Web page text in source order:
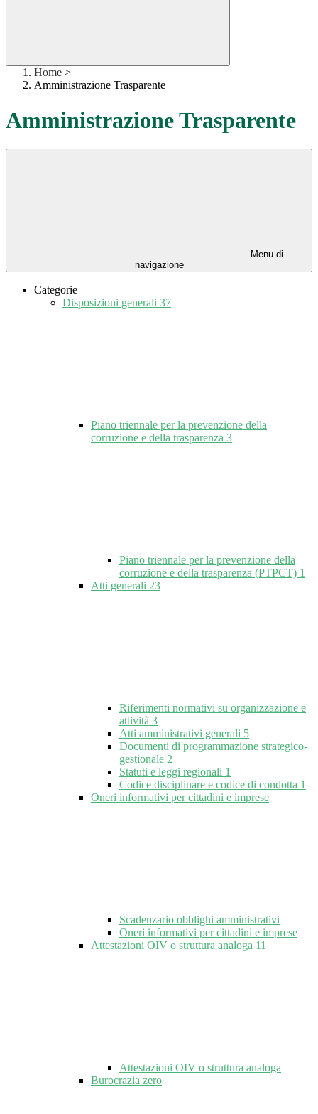
Home >
Amministrazione Trasparente
Amministrazione Trasparente
Menu di
navigazione
Categorie
Disposizioni generali 37
Piano triennale per la prevenzione della
corruzione e della trasparenza 3
Piano triennale per la prevenzione della
corruzione e della trasparenza (PTPCT) 1
Atti generali 23
Riferimenti normativi su organizzazione e
attività 3
Atti amministrativi generali 5
Documenti di programmazione strategico-
gestionale 2
Statuti e leggi regionali 1
Codice disciplinare e codice di condotta 1
Oneri informativi per cittadini e imprese
Scadenzario obblighi amministrativi
Oneri informativi per cittadini e imprese
Attestazioni OIV o struttura analoga 11
Attestazioni OIV o struttura analoga
Burocrazia zero